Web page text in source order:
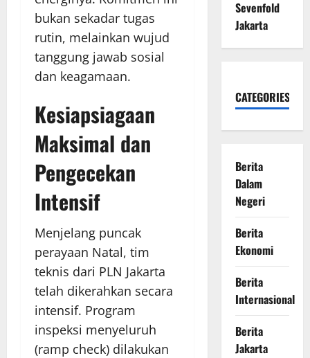
bukan sekadar tugas
rutin, melainkan wujud
tanggung jawab sosial
dan keagamaan.
Kesiapsiagaan
Maksimal dan
Pengecekan
Intensif
Menjelang puncak
perayaan Natal, tim
teknis dari PLN Jakarta
telah dikerahkan secara
intensif. Program
inspeksi menyeluruh
(ramp check) dilakukan
Sevenfold
Jakarta
CATEGORIES
Berita
Dalam
Negeri
Berita
Ekonomi
Berita
Internasional
Berita
Jakarta